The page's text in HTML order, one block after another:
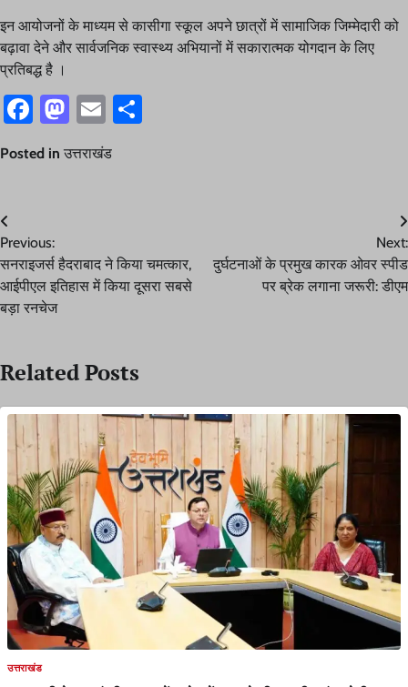
इन आयोजनों के माध्यम से कासीगा स्कूल अपने छात्रों में सामाजिक जिम्मेदारी को
बढ़ावा देने और सार्वजनिक स्वास्थ्य अभियानों में सकारात्मक योगदान के लिए
प्रतिबद्ध है ।
Facebook
Mastodon
Email
Posted in उत्तराखंड
Post
navigation
Previous:
सनराइजर्स हैदराबाद ने किया चमत्कार,
आईपीएल इतिहास में किया दूसरा सबसे
बड़ा रनचेज
Next:
दुर्घटनाओं के प्रमुख कारक ओवर स्पीड
पर ब्रेक लगाना जरूरी: डीएम
Related Posts
उत्तराखंड